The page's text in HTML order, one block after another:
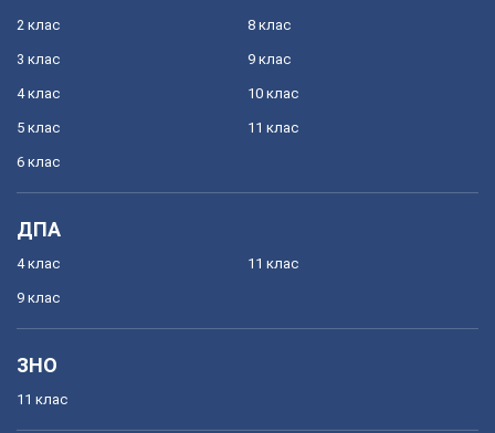
2 клас
3 клас
4 клас
5 клас
6 клас
8 клас
9 клас
10 клас
11 клас
ДПА
4 клас
9 клас
11 клас
ЗНО
11 клас